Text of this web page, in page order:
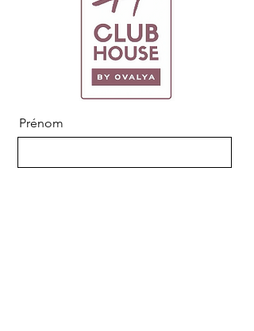
Prénom